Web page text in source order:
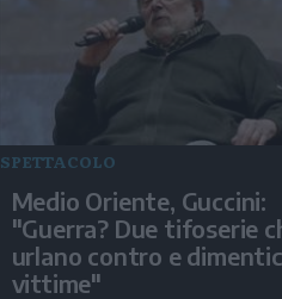
SPETTACOLO
Medio Oriente, Guccini:
"Guerra? Due tifoserie
urlano contro e
vittime"